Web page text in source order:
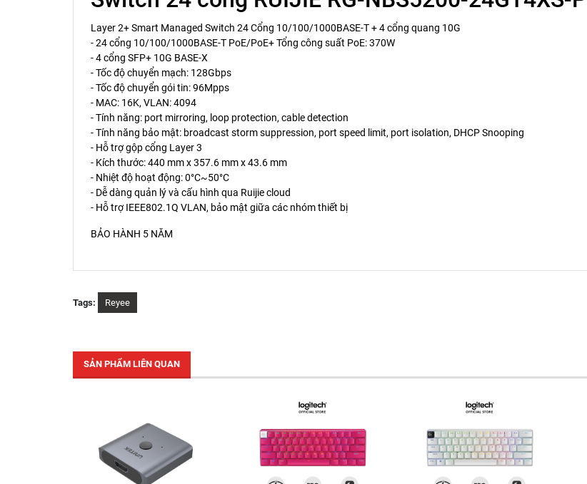
Layer 2+ Smart Managed Switch 24 Cổng 10/100/1000BASE-T + 4 cổng quang 10G
- 24 cổng 10/100/1000BASE-T PoE/PoE+ Tổng công suất PoE: 370W
- 4 cổng SFP+ 10G BASE-X
- Tốc độ chuyển mạch: 128Gbps
- Tốc độ chuyển gói tin: 96Mpps
- MAC: 16K, VLAN: 4094
- Tính năng: port mirroring, loop protection, cable detection
- Tính năng bảo mật: broadcast storm suppression, port speed limit, port isolation, DHCP Snooping
- Hỗ trợ gộp cổng Layer 3
- Kích thước: 440 mm x 357.6 mm x 43.6 mm
- Nhiệt độ hoạt động: 0°C~50°C
- Dễ dàng quản lý và cấu hình qua Ruijie cloud
- Hỗ trợ IEEE802.1Q VLAN, bảo mật giữa các nhóm thiết bị
BẢO HÀNH 5 NĂM
Tags: Reyee
SẢN PHẨM LIÊN QUAN